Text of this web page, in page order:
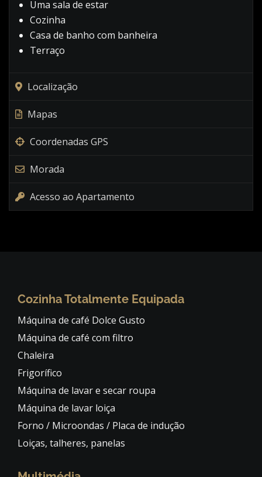
Uma sala de estar
Cozinha
Casa de banho com banheira
Terraço
Localização
Mapas
Coordenadas GPS
Morada
Acesso ao Apartamento
Cozinha Totalmente Equipada
Máquina de café Dolce Gusto
Máquina de café com filtro
Chaleira
Frigorífico
Máquina de lavar e secar roupa
Máquina de lavar loiça
Forno / Microondas / Placa de indução
Loiças, talheres, panelas